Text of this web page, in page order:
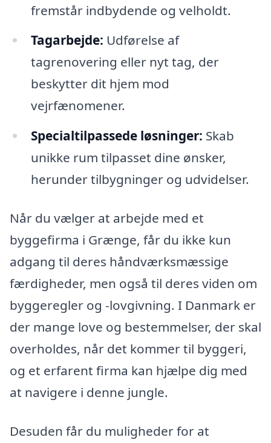
fremstår indbydende og velholdt.
Tagarbejde: Udførelse af
tagrenovering eller nyt tag, der
beskytter dit hjem mod
vejrfænomener.
Specialtilpassede løsninger: Skab
unikke rum tilpasset dine ønsker,
herunder tilbygninger og udvidelser.
Når du vælger at arbejde med et
byggefirma i Grænge, får du ikke kun
adgang til deres håndværksmæssige
færdigheder, men også til deres viden om
byggeregler og -lovgivning. I Danmark er
der mange love og bestemmelser, der skal
overholdes, når det kommer til byggeri,
og et erfarent firma kan hjælpe dig med
at navigere i denne jungle.
Desuden får du muligheder for at